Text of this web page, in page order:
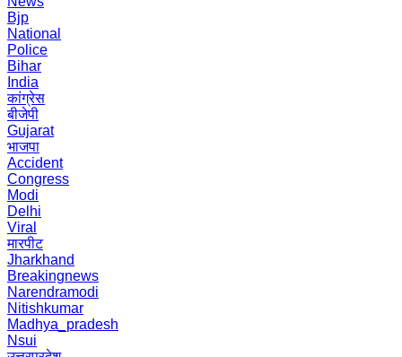
Bjp
National
Police
Bihar
India
कांग्रेस
बीजेपी
Gujarat
भाजपा
Accident
Congress
Modi
Delhi
Viral
मारपीट
Jharkhand
Breakingnews
Narendramodi
Nitishkumar
Madhya_pradesh
Nsui